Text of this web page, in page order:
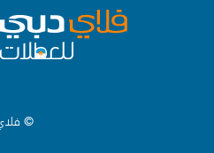
© فلاي دبي 2025.